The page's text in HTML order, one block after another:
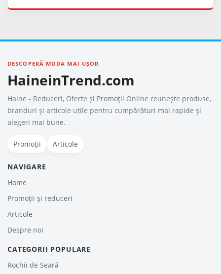
DESCOPERĂ MODA MAI UȘOR
HaineinTrend.com
Haine - Reduceri, Oferte şi Promoţii Online reunește produse,
branduri și articole utile pentru cumpărături mai rapide și
alegeri mai bune.
Promoții Articole
NAVIGARE
Home
Promoții și reduceri
Articole
Despre noi
CATEGORII POPULARE
Rochii de Seară